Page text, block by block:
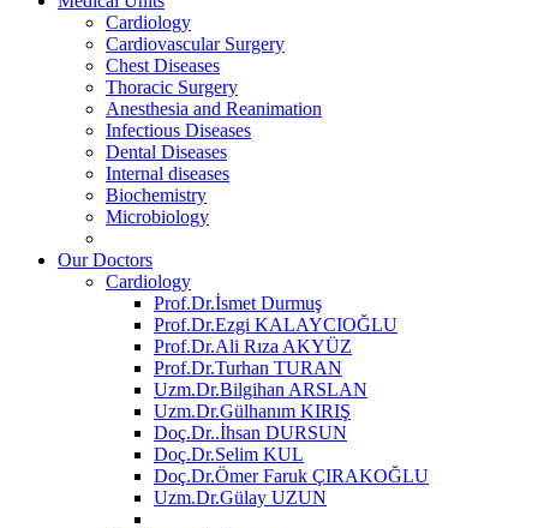
Cardiology
Cardiovascular Surgery
Chest Diseases
Thoracic Surgery
Anesthesia and Reanimation
Infectious Diseases
Dental Diseases
Internal diseases
Biochemistry
Microbiology
Our Doctors
Cardiology
Prof.Dr.İsmet Durmuş
Prof.Dr.Ezgi KALAYCIOĞLU
Prof.Dr.Ali Rıza AKYÜZ
Prof.Dr.Turhan TURAN
Uzm.Dr.Bilgihan ARSLAN
Uzm.Dr.Gülhanım KIRIŞ
Doç.Dr..İhsan DURSUN
Doç.Dr.Selim KUL
Doç.Dr.Ömer Faruk ÇIRAKOĞLU
Uzm.Dr.Gülay UZUN